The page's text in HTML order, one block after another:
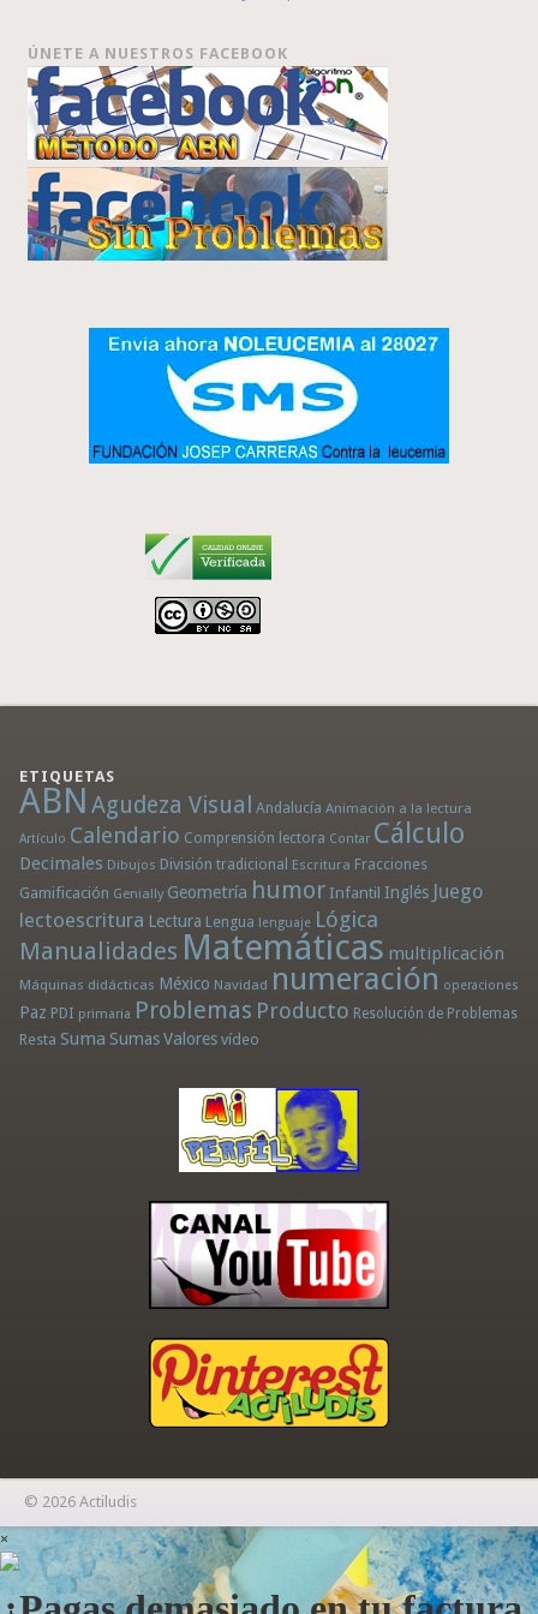
ÚNETE A NUESTROS FACEBOOK
ETIQUETAS
ABN Agudeza Visual Andalucía Animación a la lectura
Artículo Calendario Comprensión lectora Contar Cálculo
Decimales Dibujos División tradicional Escritura Fracciones
Gamificación Genially Geometría humor Infantil Inglés Juego
lectoescritura Lectura Lengua lenguaje Lógica
Manualidades Matemáticas multiplicación
Máquinas didácticas México Navidad numeración operaciones
Paz PDI primaria Problemas Producto Resolución de Problemas
Resta Suma Sumas Valores vídeo
© 2026 Actiludis
×